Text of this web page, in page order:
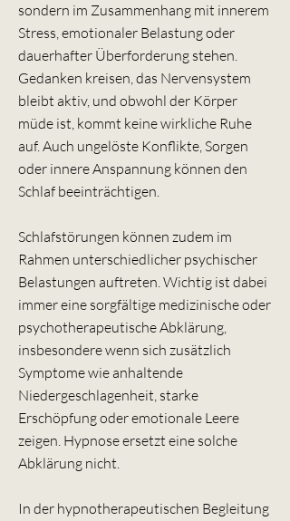
sondern im Zusammenhang mit innerem
Stress, emotionaler Belastung oder
dauerhafter Überforderung stehen.
Gedanken kreisen, das Nervensystem
bleibt aktiv, und obwohl der Körper
müde ist, kommt keine wirkliche Ruhe
auf. Auch ungelöste Konflikte, Sorgen
oder innere Anspannung können den
Schlaf beeinträchtigen.
Schlafstörungen können zudem im
Rahmen unterschiedlicher psychischer
Belastungen auftreten. Wichtig ist dabei
immer eine sorgfältige medizinische oder
psychotherapeutische Abklärung,
insbesondere wenn sich zusätzlich
Symptome wie anhaltende
Niedergeschlagenheit, starke
Erschöpfung oder emotionale Leere
zeigen. Hypnose ersetzt eine solche
Abklärung nicht.
In der hypnotherapeutischen Begleitung